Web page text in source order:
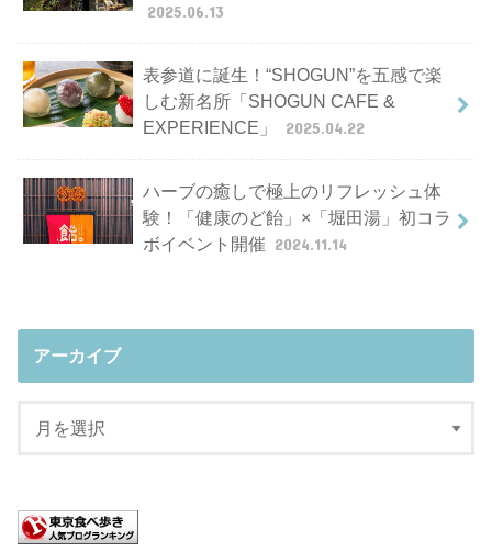
2025.06.13
表参道に誕生！“SHOGUN”を五感で楽
しむ新名所「SHOGUN CAFE &
EXPERIENCE」
2025.04.22
ハーブの癒しで極上のリフレッシュ体
験！「健康のど飴」×「堀田湯」初コラ
ボイベント開催 2024.11.14
アーカイブ